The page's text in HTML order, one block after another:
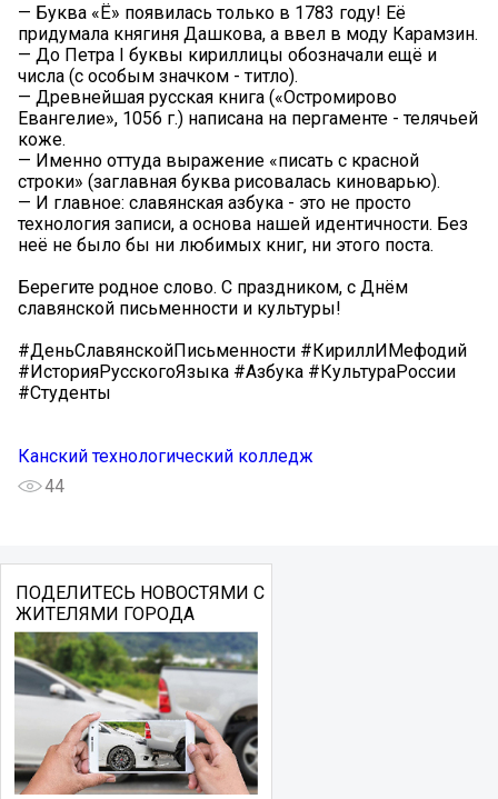
— Буква «Ё» появилась только в 1783 году! Её
придумала княгиня Дашкова, а ввел в моду Карамзин.
— До Петра I буквы кириллицы обозначали ещё и
числа (с особым значком - титло).
— Древнейшая русская книга («Остромирово
Евангелие», 1056 г.) написана на пергаменте - телячьей
коже.
— Именно оттуда выражение «писать с красной
строки» (заглавная буква рисовалась киноварью).
— И главное: славянская азбука - это не просто
технология записи, а основа нашей идентичности. Без
неё не было бы ни любимых книг, ни этого поста.
Берегите родное слово. С праздником, с Днём
славянской письменности и культуры!
#ДеньСлавянскойПисьменности #КириллИМефодий
#ИсторияРусскогоЯзыка #Азбука #КультураРоссии
#Студенты
Канский технологический колледж
44
ПОДЕЛИТЕСЬ НОВОСТЯМИ С
ЖИТЕЛЯМИ ГОРОДА